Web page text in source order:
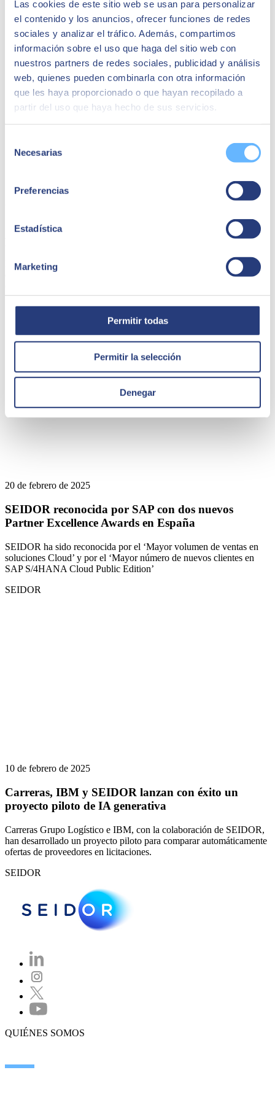
Las cookies de este sitio web se usan para personalizar
el contenido y los anuncios, ofrecer funciones de redes
sociales y analizar el tráfico. Además, compartimos
información sobre el uso que haga del sitio web con
nuestros partners de redes sociales, publicidad y análisis
web, quienes pueden combinarla con otra información
que les haya proporcionado o que hayan recopilado a
partir del uso que haya hecho de sus servicios.
Necesarias
Preferencias
Estadística
Marketing
Permitir todas
Permitir la selección
Denegar
Quizá te puede interesar
SEIDOR Global Kick-Off Meeting 2025: una
Más de 10.000 profesionales de SEIDOR, de los 45 países donde
está presente, han sido convocados a esta cita anual de toda la
SEIDOR
20 de febrero de 2025
SEIDOR reconocida por SAP con dos nuevos
Partner Excellence Awards en España
SEIDOR ha sido reconocida por el ‘Mayor volumen de ventas en
soluciones Cloud’ y por el ‘Mayor número de nuevos clientes en
SAP S/4HANA Cloud Public Edition’
SEIDOR
10 de febrero de 2025
Carreras, IBM y SEIDOR lanzan con éxito un
proyecto piloto de IA generativa
Carreras Grupo Logístico e IBM, con la colaboración de SEIDOR,
han desarrollado un proyecto piloto para comparar automáticamente
ofertas de proveedores en licitaciones.
SEIDOR
QUIÉNES SOMOS